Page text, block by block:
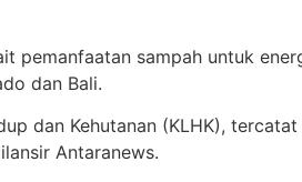
pemanfaatan sampah untuk
dan Bali.
dan Kehutanan (KLHK),
Antaranews.